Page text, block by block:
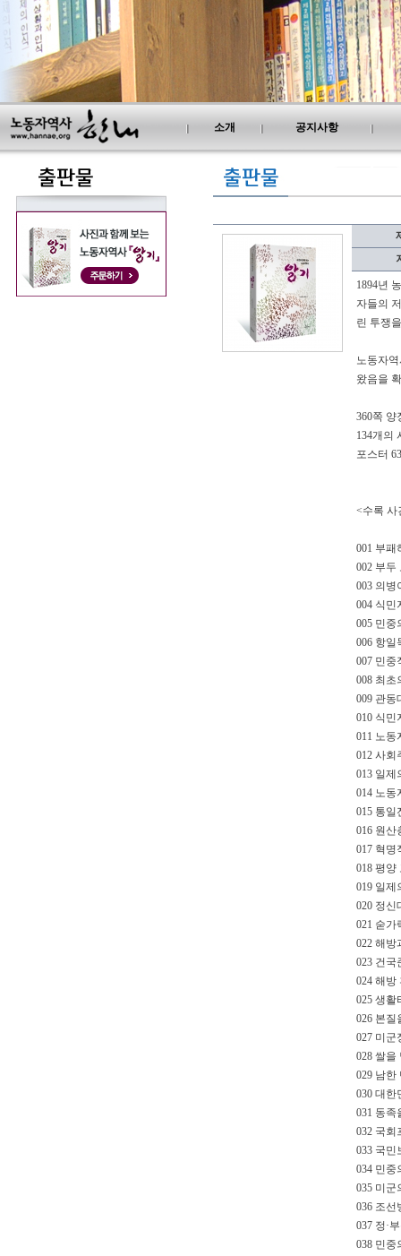
소개 공지사항
1894년
자들의
린 투쟁
노동자
왔음을
360쪽 양
134개의
포스터
<수록 사
001 부패
002 부두
003 의병
004 식민
005 민중
006 항일
007 민중
008 최초
009 관동
010 식민
011 노동
012 사회
013 일제
014 노동
015 통일
016 원산
017 혁명
018 평양
019 일제
020 정신
021 숟가
022 해방
023 건국
024 해방
025 생활
026 본질
027 미군
028 쌀을
029 남한
030 대한
031 동족
032 국회
033 국민
034 민중
035 미군
036 조선
037 정·
038 민중